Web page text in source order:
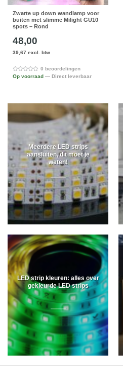
Zwarte up down wandlamp voor
buiten met slimme Milight GU10
spots – Rond
48,00
39,67 excl. btw
0 beoordelingen
Op voorraad — Direct leverbaar
Meerdere LED strips
aansluiten, dit moet je
weten!
LED strip kleuren: alles over
gekleurde LED strips